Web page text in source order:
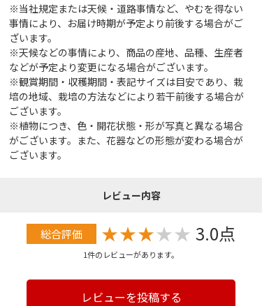
※当社規定または天候・道路事情など、やむを得ない
事情により、お届け時期が予定より前後する場合がご
ざいます。
※天候などの事情により、商品の産地、品種、生産者
などが予定より変更になる場合がございます。
※観賞期間・収穫期間・表記サイズは目安であり、栽
培の地域、栽培の方法などにより若干前後する場合が
ございます。
※植物につき、色・開花状態・形が写真と異なる場合
がございます。また、花器などの形態が変わる場合が
ございます。
レビュー内容
総合評価 ★★★★★ 3.0点
1件のレビューがあります。
レビューを投稿する